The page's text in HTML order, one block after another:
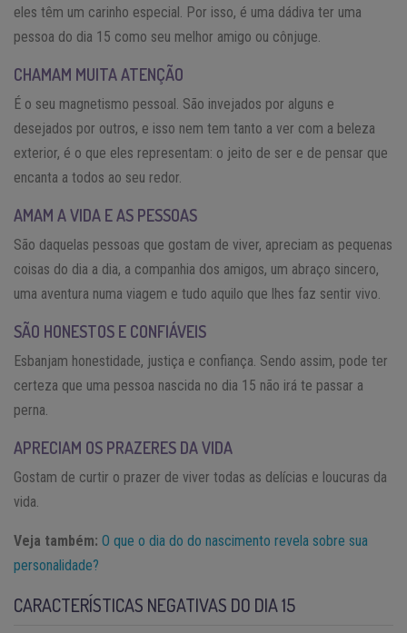
eles têm um carinho especial. Por isso, é uma dádiva ter uma
pessoa do dia 15 como seu melhor amigo ou cônjuge.
CHAMAM MUITA ATENÇÃO
É o seu magnetismo pessoal. São invejados por alguns e
desejados por outros, e isso nem tem tanto a ver com a beleza
exterior, é o que eles representam: o jeito de ser e de pensar que
encanta a todos ao seu redor.
AMAM A VIDA E AS PESSOAS
São daquelas pessoas que gostam de viver, apreciam as pequenas
coisas do dia a dia, a companhia dos amigos, um abraço sincero,
uma aventura numa viagem e tudo aquilo que lhes faz sentir vivo.
SÃO HONESTOS E CONFIÁVEIS
Esbanjam honestidade, justiça e confiança. Sendo assim, pode ter
certeza que uma pessoa nascida no dia 15 não irá te passar a
perna.
APRECIAM OS PRAZERES DA VIDA
Gostam de curtir o prazer de viver todas as delícias e loucuras da
vida.
Veja também: O que o dia do do nascimento revela sobre sua
personalidade?
CARACTERÍSTICAS NEGATIVAS DO DIA 15